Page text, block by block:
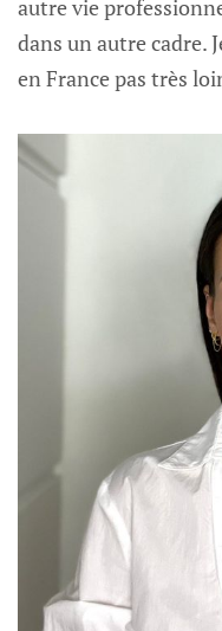
autre vie
dans un autre cadre.
en France pas très